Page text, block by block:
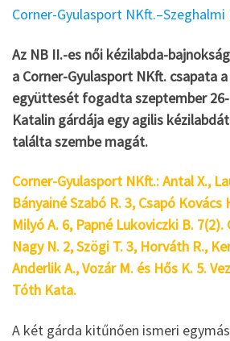
Corner-Gyulasport NKft.–Szeghalmi
Az NB II.-es női kézilabda-
a Corner-Gyulasport NKft. csapata
együttesét fogadta szeptember
Katalin gárdája egy agilis
találta szembe magát.
Corner-Gyulasport NKft.: Antal X.,
Bányainé Szabó R. 3, Csapó Kovács
Milyó A. 6, Papné Lukoviczki B. 7(2).
Nagy N. 2, Szögi T. 3, Horváth R.,
Anderlik A., Vozár M. és Hős K. 5.
Tóth Kata.
A két gárda kitűnően ismeri